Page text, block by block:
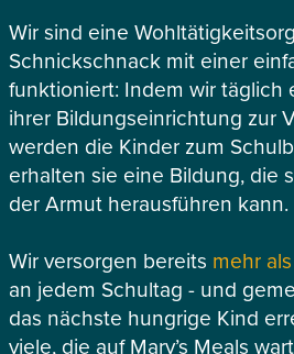
Wir sind eine
Schnickschnack mit einer
funktioniert: Indem wir täglich
ihrer Bildungseinrichtung zur
werden die Kinder zum
erhalten sie eine Bildung, die
der Armut herausführen kann.
Wir versorgen bereits mehr
an jedem Schultag - und
das nächste hungrige Kind
viele, die auf Mary’s Meals